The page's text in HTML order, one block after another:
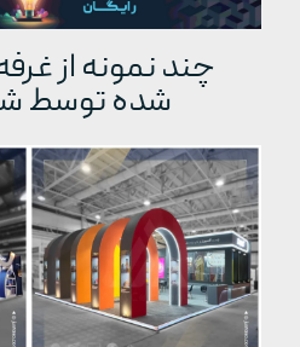
چند نمونه از
شده توسط